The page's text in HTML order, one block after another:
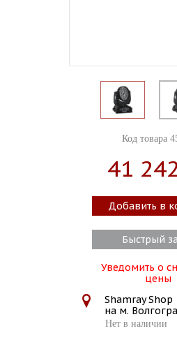
Код товара
41 242
Добавить в
Быстрый
Уведомить о
цены
Shamray Shop
на м.
Нет в наличии